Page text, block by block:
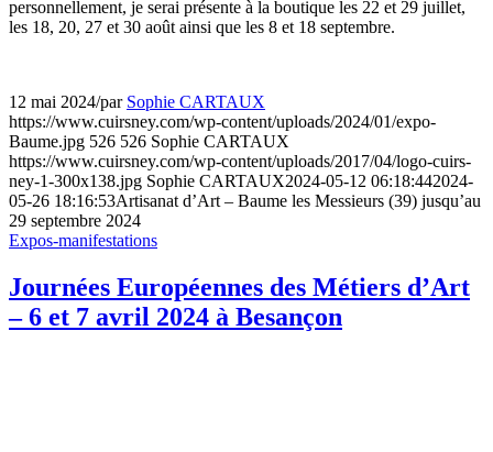
personnellement, je serai présente à la boutique les 22 et 29 juillet,
les 18, 20, 27 et 30 août ainsi que les 8 et 18 septembre.
12 mai 2024/par Sophie CARTAUX
https://www.cuirsney.com/wp-content/uploads/2024/01/expo-
Baume.jpg 526 526 Sophie CARTAUX
https://www.cuirsney.com/wp-content/uploads/2017/04/logo-cuirs-
ney-1-300x138.jpg Sophie CARTAUX2024-05-12 06:18:442024-
05-26 18:16:53Artisanat d’Art – Baume les Messieurs (39) jusqu’au
29 septembre 2024
Expos-manifestations
Journées Européennes des Métiers d’Art
– 6 et 7 avril 2024 à Besançon